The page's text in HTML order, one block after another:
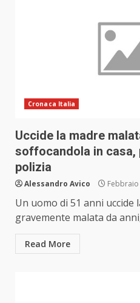
Cronaca Italia
Uccide la madre
soffocandola in casa,
polizia
Alessandro Avico Febbraio
Un uomo di 51 anni uccide
gravemente malata da
Read More